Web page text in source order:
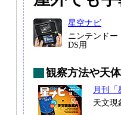
星空ナビ
ニンテンドー
DS用
観察方法や天
月刊「
天文現